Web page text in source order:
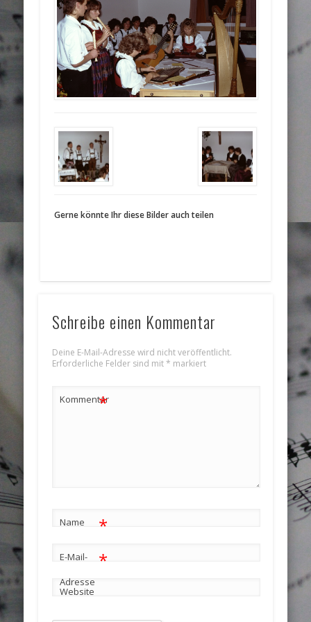
Gerne könnte Ihr diese Bilder auch teilen
Schreibe einen Kommentar
Deine E-Mail-Adresse wird nicht veröffentlicht.
Erforderliche Felder sind mit* markiert
Kommentar
*
Name *
E-Mail-
Adresse
*
Website